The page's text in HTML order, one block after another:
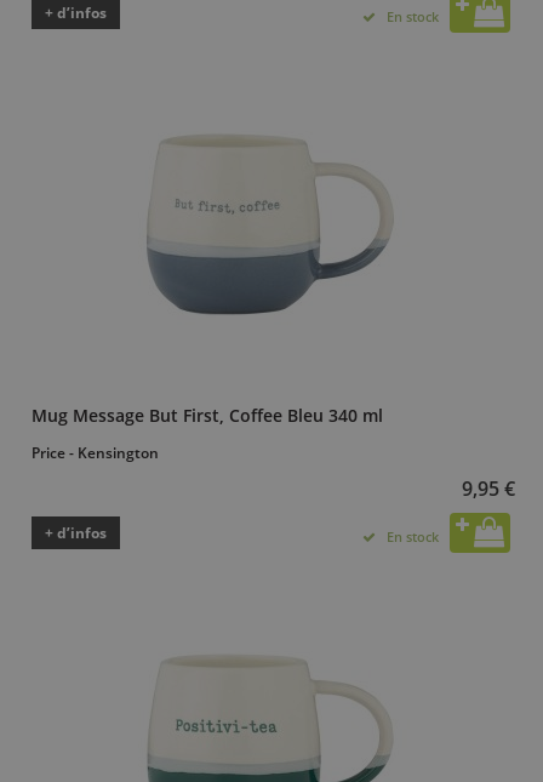
+ d’infos En stock
Mug Message But First, Coffee Bleu 340 ml
Price - Kensington
9,95 €
+ d’infos En stock